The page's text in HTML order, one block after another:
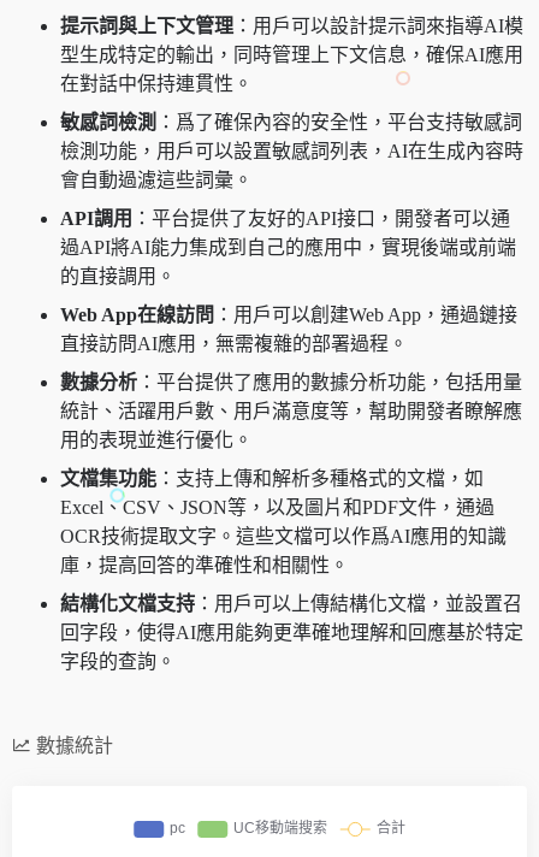
提示詞與上下文管理 ：用戶可以設計提示詞來指導AI模
型生成特定的輸出，同時管理上下文信息，確保AI應用
在對話中保持連貫性。
敏感詞檢測 ：爲了確保內容的安全性，平台支持敏感詞
檢測功能，用戶可以設置敏感詞列表，AI在生成內容時
會自動過濾這些詞彙。
API調用 ：平台提供了友好的API接口，開發者可以通
過API將AI能力集成到自己的應用中，實現後端或前端
的直接調用。
Web App在線訪問 ：用戶可以創建Web App，通過鏈接
直接訪問AI應用，無需複雜的部署過程。
數據分析 ：平台提供了應用的數據分析功能，包括用量
統計、活躍用戶數、用戶滿意度等，幫助開發者瞭解應
用的表現並進行優化。
文檔集功能 ：支持上傳和解析多種格式的文檔，如
Excel、CSV、JSON等，以及圖片和PDF文件，通過
OCR技術提取文字。這些文檔可以作爲AI應用的知識
庫，提高回答的準確性和相關性。
結構化文檔支持 ：用戶可以上傳結構化文檔，並設置召
回字段，使得AI應用能夠更準確地理解和回應基於特定
字段的查詢。
數據統計